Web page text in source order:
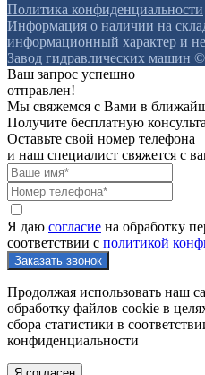
Политика конфиденциальности
Информация о наличии на
информационный характер и
Завод гидравлических машин
Ваш запрос успешно
отправлен!
Мы свяжемся с Вами в
Получите бесплатную
Оставьте свой номер телефона
и наш специалист свяжется с
Я даю согласие на обработку
соответствии с политикой
Продолжая использовать наш
обработку файлов cookie в
сбора статистики в
конфиденциальности
Я согласен